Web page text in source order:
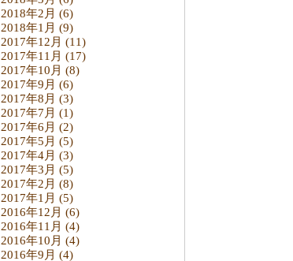
2018年2月 (6)
2018年1月 (9)
2017年12月 (11)
2017年11月 (17)
2017年10月 (8)
2017年9月 (6)
2017年8月 (3)
2017年7月 (1)
2017年6月 (2)
2017年5月 (5)
2017年4月 (3)
2017年3月 (5)
2017年2月 (8)
2017年1月 (5)
2016年12月 (6)
2016年11月 (4)
2016年10月 (4)
2016年9月 (4)